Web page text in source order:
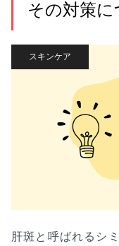
その対策に
スキンケア
肝斑と呼ばれるシ